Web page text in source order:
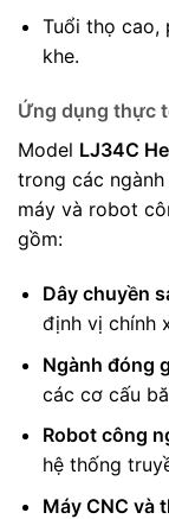
Tuổi thọ cao,
khe.
Ứng dụng thực
Model LJ34C
trong các
máy và robot
gồm:
Dây chuyền
định vị chính
Ngành đóng
các cơ cấu
Robot công
hệ thống
Máy CNC và